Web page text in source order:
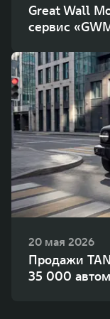
Great Wall
сервис
20 мая 2026
Продажи
35 000